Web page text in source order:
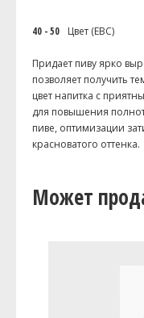
40 - 50 Цвет (EBC)
Придает пиву ярко
позволяет получить
цвет напитка с
для повышения
пиве, оптимизации
красноватого оттенка.
Может